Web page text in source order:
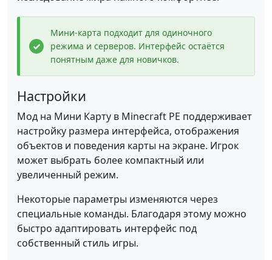
Мини-карта подходит для одиночного
режима и серверов. Интерфейс остаётся
понятным даже для новичков.
Настройки
Мод на Мини Карту в Minecraft PE поддерживает
настройку размера интерфейса, отображения
объектов и поведения карты на экране. Игрок
может выбрать более компактный или
увеличенный режим.
Некоторые параметры изменяются через
специальные команды. Благодаря этому можно
быстро адаптировать интерфейс под
собственный стиль игры.